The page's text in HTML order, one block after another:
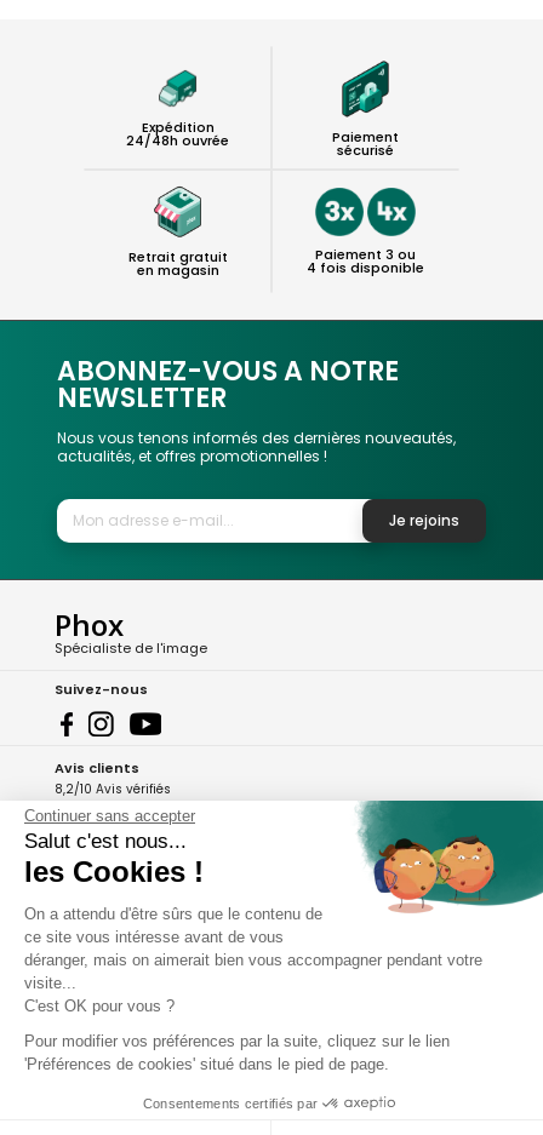
Expédition
24/48h ouvrée Paiement
sécurisé
Retrait gratuit
en magasin
Paiement 3 ou
4 fois disponible
ABONNEZ-VOUS A NOTRE
NEWSLETTER
Nous vous tenons informés des dernières nouveautés,
actualités, et offres promotionnelles !
Je rejoins
Phox
Spécialiste de l'image
Suivez-nous
Avis clients
8,2/10 Avis vérifiés
L'Appli Phox
A propos de Phox
Services et garanties
Continuer sans accepter
Salut c'est nous...
les Cookies !
On a attendu d'être sûrs que le contenu de
ce site vous intéresse avant de vous
déranger, mais on aimerait bien vous accompagner pendant votre
visite...
C'est OK pour vous ?
Pour modifier vos préférences par la suite, cliquez sur le lien
'Préférences de cookies' situé dans le pied de page.
Consentements certifiés par